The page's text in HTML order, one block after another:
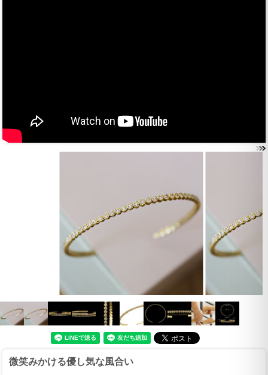
微笑みかける優し気な風合い